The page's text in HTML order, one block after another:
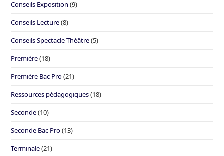
Conseils Exposition (9)
Conseils Lecture(8)
Conseils Spectacle Théâtre(5)
Première(18)
Première Bac Pro(21)
Ressources pédagogiques(18)
Seconde(10)
Seconde Bac Pro(13)
Terminale(21)